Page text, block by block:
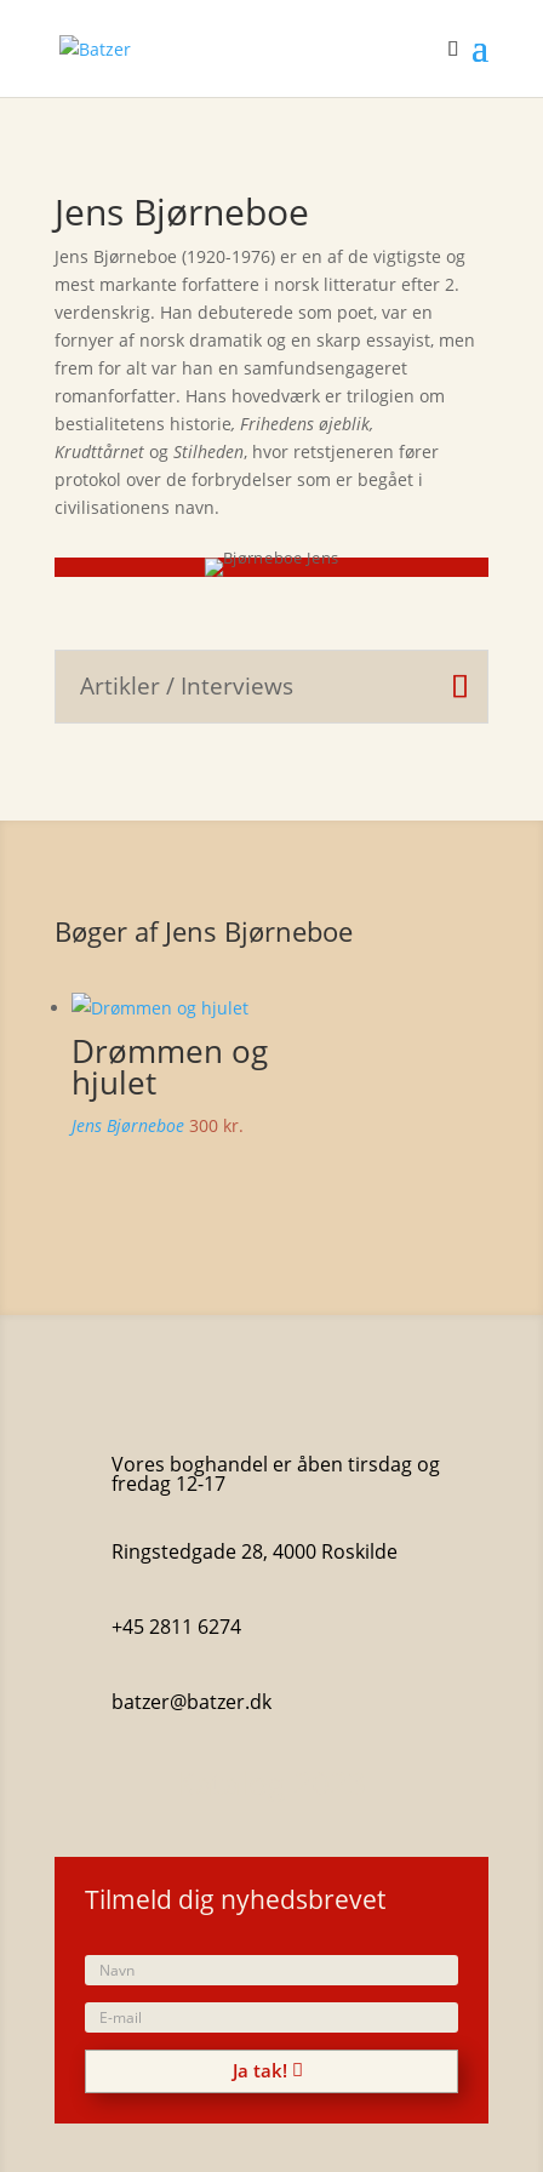
Jens Bjørneboe
Jens Bjørneboe (1920-1976) er en af de vigtigste og
mest markante forfattere i norsk litteratur efter 2.
verdenskrig. Han debuterede som poet, var en
fornyer af norsk dramatik og en skarp essayist, men
frem for alt var han en samfundsengageret
romanforfatter. Hans hovedværk er trilogien om
bestialitetens historie, Frihedens øjeblik,
Krudttårnet og Stilheden, hvor retstjeneren fører
protokol over de forbrydelser som er begået i
civilisationens navn.
Artikler / Interviews
Bøger af Jens Bjørneboe
Drømmen og
hjulet
Jens Bjørneboe 300 kr.
Vores boghandel er åben tirsdag og
fredag 12-17
Ringstedgade 28, 4000 Roskilde
+45 2811 6274
batzer@batzer.dk
Tilmeld dig nyhedsbrevet
Ja tak!